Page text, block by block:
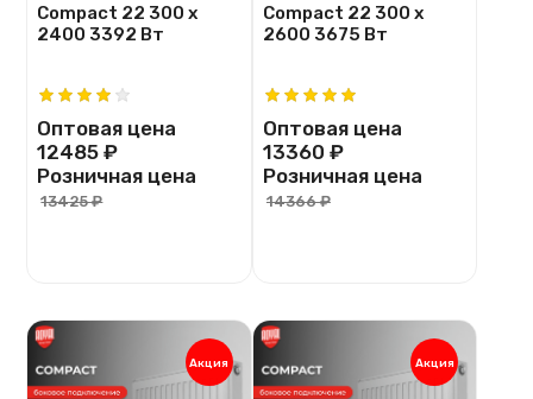
Compact 22 300 х
2400 3392 Вт
Оптовая цена
12485 ₽
Розничная цена
13425 ₽
Compact 22 300 х
2600 3675 Вт
Оптовая цена
13360 ₽
Розничная цена
14366 ₽
Акция Акция